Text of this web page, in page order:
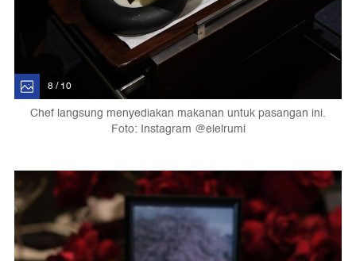
8 / 10
Chef langsung menyediakan makanan untuk pasangan ini.
Foto: Instagram @elelrumi